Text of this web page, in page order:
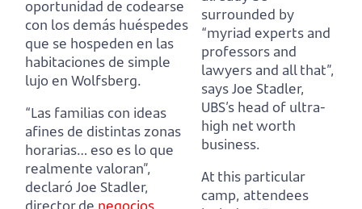
oportunidad de codearse
con los demás huéspedes
que se hospeden en las
habitaciones de simple
lujo en Wolfsberg.
“Las familias con ideas
afines de distintas zonas
horarias… eso es lo que
realmente valoran”,
declaró Joe Stadler,
surrounded by
“myriad experts and
professors and
lawyers and all that”,
says Joe Stadler,
UBS’s head of ultra-
high net worth
business.
At this particular
camp, attendees